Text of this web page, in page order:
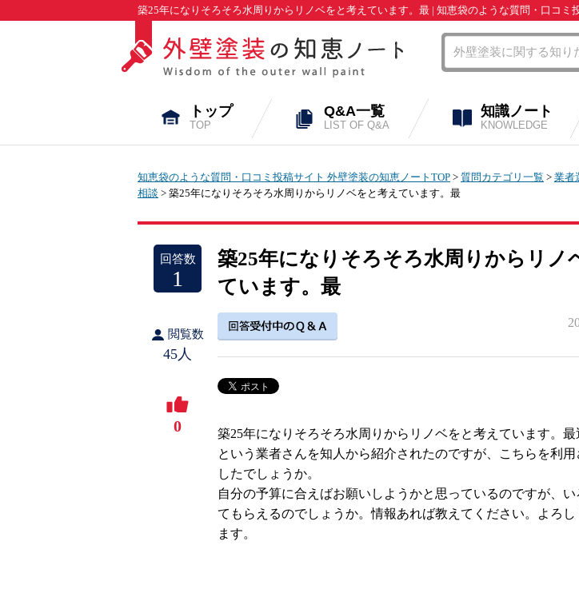
築25年になりそろそろ水周りからリノベをと考えています。最 | 知恵袋のような質問・口コミ
トップ
TOP
Q&A一覧
LIST OF Q&A
知識ノート
KNOWLEDGE
知恵袋のような質問・口コミ投稿サイト 外壁塗装の知恵ノートTOP > 質問カテゴリ一覧 > 業者
相談 > 築25年になりそろそろ水周りからリノベをと考えています。最
回答数
1
閲覧数
45人
0
築25年になりそろそろ水周りからリノ
ています。最
築25年になりそろそろ水周りからリノベをと考えています。
という業者さんを知人から紹介されたのですが、こちらを利
したでしょうか。
自分の予算に合えばお願いしようかと思っているのですが、い
てもらえるのでしょうか。情報あれば教えてください。よろし
ます。